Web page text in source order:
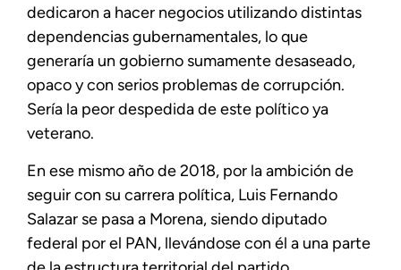
dedicaron a hacer negocios utilizando distintas
dependencias gubernamentales, lo que
generaría un gobierno sumamente desaseado,
opaco y con serios problemas de corrupción.
Sería la peor despedida de este político ya
veterano.
En ese mismo año de 2018, por la ambición de
seguir con su carrera política, Luis Fernando
Salazar se pasa a Morena, siendo diputado
federal por el PAN, llevándose con él a una parte